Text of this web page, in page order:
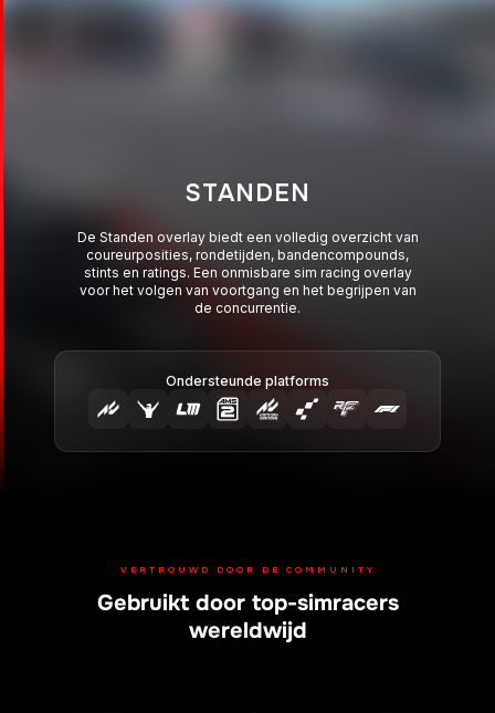
Ondersteunde platforms
VERTROUWD DOOR DE COMMUNITY
Gebruikt door top-simracers
wereldwijd